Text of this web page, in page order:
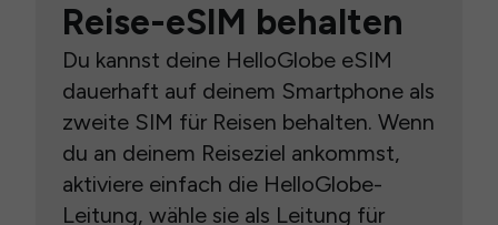
Reise-eSIM behalten
Du kannst deine HelloGlobe eSIM
dauerhaft auf deinem Smartphone als
zweite SIM für Reisen behalten. Wenn
du an deinem Reiseziel ankommst,
aktiviere einfach die HelloGlobe-
Leitung, wähle sie als Leitung für